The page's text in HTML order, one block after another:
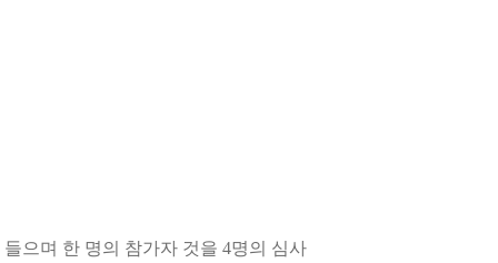
으며 한 명의 참가자 것을 4명의 심사